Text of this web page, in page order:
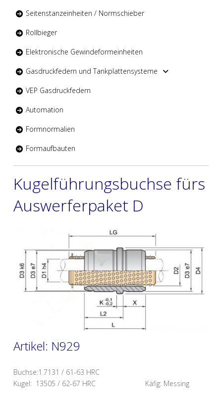
Seitenstanzeinheiten / Normschieber
Rollbieger
Elektronische Gewindeformeinheiten
Gasdruckfedern und Tankplattensysteme
VEP Gasdruckfedern
Automation
Formnormalien
Formaufbauten
Kugelführungsbuchse fürs
Auswerferpaket D
Artikel: N929
Buchse:1.7131 / 61-63 HRC
Kugel: 13505 / 62-67 HRC Käfig: Messing